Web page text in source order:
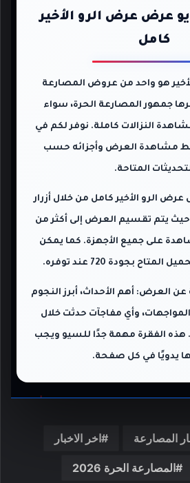
عرض عرض الرو الأخير
كامل
هو واحد من عروض المصارعة
جمهور المصارعة الحرة، سواء
النزالات كاملة. نوفر لكم في
مشاهدة العرض وأجزائه حسب
المتاحة.
الرو الأخير كامل من خلال أزرار
حيث يتم تقسيم العرض إلى أكثر من
على جميع الأجهزة. كما يمكن
بجودة 720 عند توفره.
العرض: أهم الأحداث، أبرز النجوم
وأي مفاجآت حدثت خلال
هذه الفقرة مهمة جدًا للسيو ويجب
يدويًا في كل صفحة.
المصارعة اخر الاخبار
المصارعة الحرة 2026